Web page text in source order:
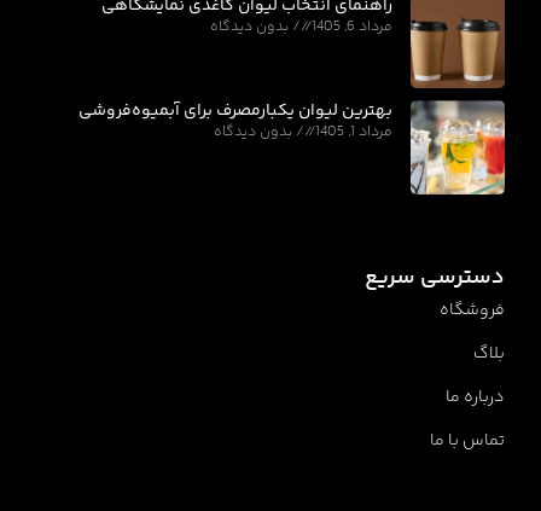
راهنمای انتخاب لیوان کاغذی نمایشگاهی
مرداد 6, 1405 بدون دیدگاه
بهترین لیوان یکبارمصرف برای آبمیوه‌فروشی
مرداد 1, 1405 بدون دیدگاه
دسترسی سریع
فروشگاه
بلاگ
درباره ما
تماس با ما